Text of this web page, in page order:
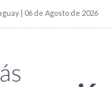
| 06 de Agosto de 2026